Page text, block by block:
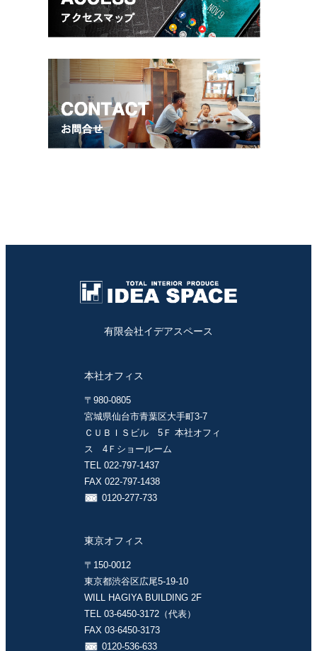
有限会社イデアスペース
本社オフィス
〒980-0805
宮城県仙台市青葉区大手町3-7
ＣＵＢＩＳビル 5Ｆ 本社オフィ
ス 4Ｆショールーム
TEL 022-797-1437
FAX 022-797-1438
0120-277-733
東京オフィス
〒150-0012
東京都渋谷区広尾5-19-10
WILL HAGIYA BUILDING 2F
TEL 03-6450-3172（代表）
FAX 03-6450-3173
0120-536-633